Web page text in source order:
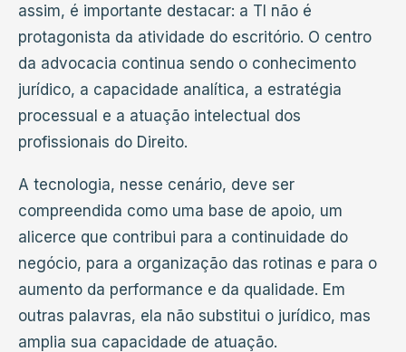
assim, é importante destacar: a TI não é
protagonista da atividade do escritório. O centro
da advocacia continua sendo o conhecimento
jurídico, a capacidade analítica, a estratégia
processual e a atuação intelectual dos
profissionais do Direito.
A tecnologia, nesse cenário, deve ser
compreendida como uma base de apoio, um
alicerce que contribui para a continuidade do
negócio, para a organização das rotinas e para o
aumento da performance e da qualidade. Em
outras palavras, ela não substitui o jurídico, mas
amplia sua capacidade de atuação.